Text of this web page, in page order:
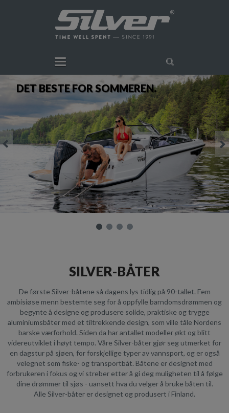
DET BESTE FOR SOMMEREN.
SILVER-BÅTER
De første Silver-båtene så dagens lys tidlig på 90-tallet. Fem
ambisiøse menn bestemte seg for å oppfylle barndomsdrømmen og
begynte å designe og produsere solide, praktiske og trygge
aluminiumsbåter med et tiltrekkende design, som ville tåle Nordens
barske værforhold. Siden da har antallet modeller økt og blitt
videreutviklet i høyt tempo. Våre Silver-båter gjør seg utmerket for
en dagstur på sjøen, for forskjellige typer av vannsport, og er også
velegnet som fiske- og transportbåt. Båtene er designet med
forbrukeren i fokus og vi streber etter å gi deg muligheten til å følge
dine drømmer til sjøs - uansett hva du velger å bruke båten til.
Alle Silver-båter er designet og produsert i Finland.